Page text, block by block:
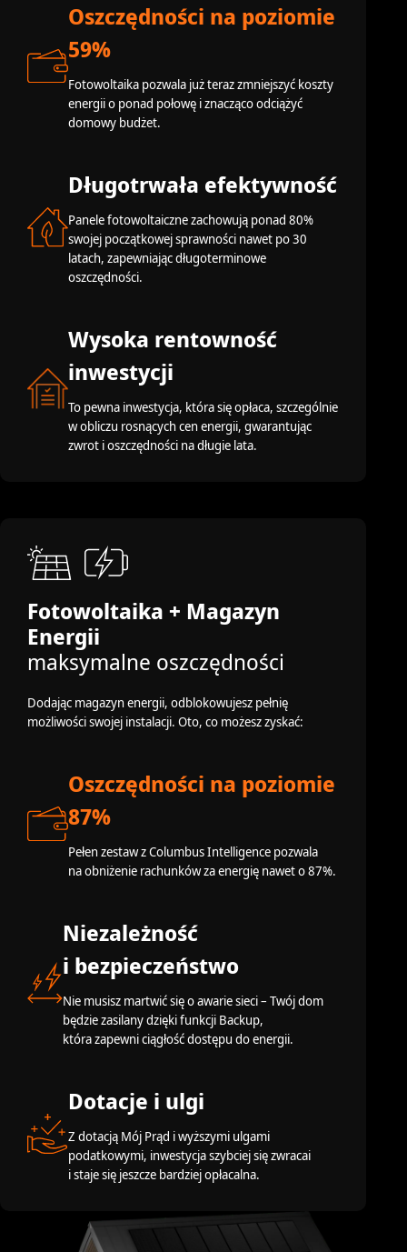
Oszczędności na poziomie
59%
Fotowoltaika pozwala już teraz zmniejszyć koszty
energii o ponad połowę i znacząco odciążyć
domowy budżet.
Długotrwała efektywność
Panele fotowoltaiczne zachowują ponad 80%
swojej początkowej sprawności nawet po 30
latach, zapewniając długoterminowe
oszczędności.
Wysoka rentowność
inwestycji
To pewna inwestycja, która się opłaca, szczególnie
w obliczu rosnących cen energii, gwarantując
zwrot i oszczędności na długie lata.
Fotowoltaika + Magazyn
Energii
maksymalne oszczędności
Dodając magazyn energii, odblokowujesz pełnię
możliwości swojej instalacji. Oto, co możesz zyskać:
Oszczędności na poziomie
87%
Pełen zestaw z Columbus Intelligence pozwala
na obniżenie rachunków za energię nawet o 87%.
Niezależność
i bezpieczeństwo
Nie musisz martwić się o awarie sieci – Twój dom
będzie zasilany dzięki funkcji Backup,
która zapewni ciągłość dostępu do energii.
Dotacje i ulgi
Z dotacją Mój Prąd i wyższymi ulgami
podatkowymi, inwestycja szybciej się zwracai
i staje się jeszcze bardziej opłacalna.